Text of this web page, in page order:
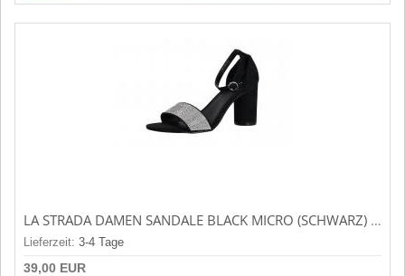
LA STRADA DAMEN SANDALE BLACK MICRO (SCHWARZ) 1904220-2201
Lieferzeit: 3-4 Tage
39,00 EUR